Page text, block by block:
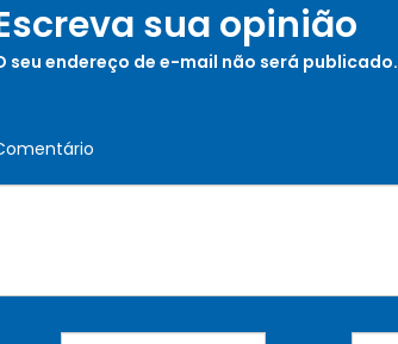
sua opinião
seu endereço de e-mail não será publicado.